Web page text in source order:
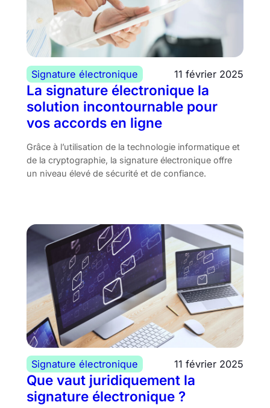
Signature électronique 11 février 2025
La signature électronique la
solution incontournable pour
vos accords en ligne
Grâce à l’utilisation de la technologie informatique et
de la cryptographie, la signature électronique offre
un niveau élevé de sécurité et de confiance.
Signature électronique 11 février 2025
Que vaut juridiquement la
signature électronique ?